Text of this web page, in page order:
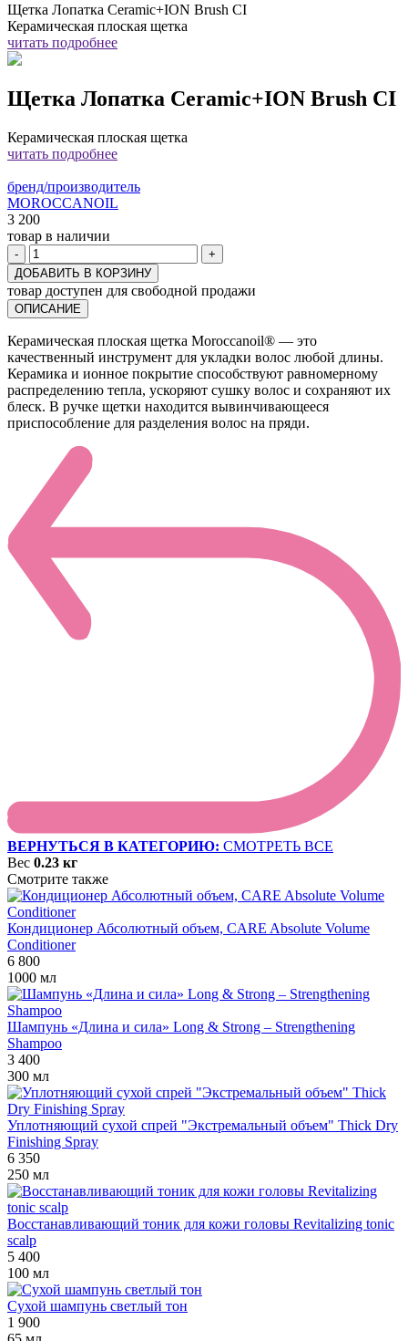
Щетка Лопатка Ceramic+ION Brush CI
Керамическая плоская щетка
читать подробнее
Щетка Лопатка Ceramic+ION Brush CI
Керамическая плоская щетка
читать подробнее
бренд/производитель
MOROCCANOIL
3 200
товар в наличии
-
+
ДОБАВИТЬ В КОРЗИНУ
товар доступен для свободной продажи
ОПИСАНИЕ
Керамическая плоская щетка Moroccanoil® — это
качественный инструмент для укладки волос любой длины.
Керамика и ионное покрытие способствуют равномерному
распределению тепла, ускоряют сушку волос и сохраняют их
блеск. В ручке щетки находится вывинчивающееся
приспособление для разделения волос на пряди.
ВЕРНУТЬСЯ В КАТЕГОРИЮ: СМОТРЕТЬ ВСЕ
Вес 0.23 кг
Смотрите также
Кондиционер Абсолютный объем, CARE Absolute Volume
Conditioner
6 800
1000 мл
Шампунь «Длина и сила» Long & Strong – Strengthening
Shampoo
3 400
300 мл
Уплотняющий сухой спрей "Экстремальный объем" Thick Dry
Finishing Spray
6 350
250 мл
Восстанавливающий тоник для кожи головы Revitalizing tonic
scalp
5 400
100 мл
Сухой шампунь светлый тон
1 900